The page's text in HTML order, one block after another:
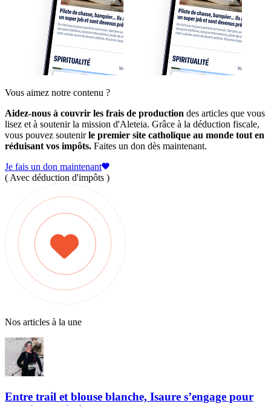
Vous aimez notre contenu ?
Aidez-nous à couvrir les frais de production des articles que vous
lisez et à soutenir la mission d'Aleteia. Grâce à la déduction fiscale,
vous pouvez soutenirle premier site catholique au monde tout en
réduisant vos impôts. Faites un don dès maintenant.
Je fais un don maintenant
( Avec déduction d'impôts )
Nos articles à la une
Entre trail et blouse blanche, Isaure s’engage pour